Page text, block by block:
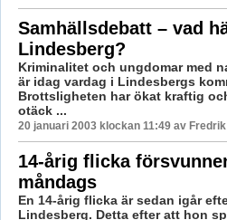
Samhällsdebatt – vad
Lindesberg?
Kriminalitet och ungdomar med
är idag vardag i Lindesbergs
Brottsligheten har ökat kraftig
otäck ...
20 januari 2003 klockan 11:49 av
14-årig flicka
måndags
En 14-årig flicka är sedan igår
Lindesberg. Detta efter att hon